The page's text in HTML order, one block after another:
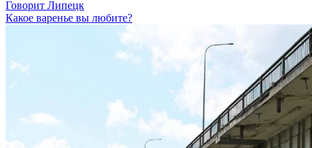
Говорит Липецк
Какое варенье вы любите?